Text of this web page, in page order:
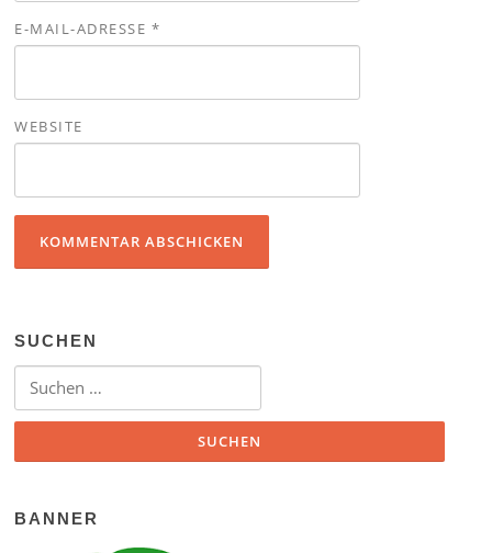
E-MAIL-ADRESSE *
WEBSITE
SUCHEN
Suchen nach:
BANNER